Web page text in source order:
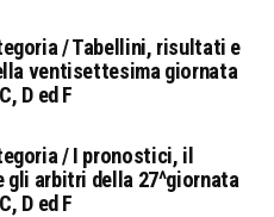
/ Tabellini, risultati e
ventisettesima giornata
D ed F
/ I pronostici, il
gli arbitri della 27^giornata
D ed F